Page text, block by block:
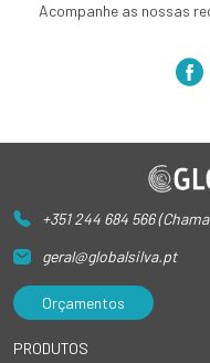
Acompanhe as nossas
+351 244 684 566
geral@globalsilva.pt
Orçamentos
PRODUTOS